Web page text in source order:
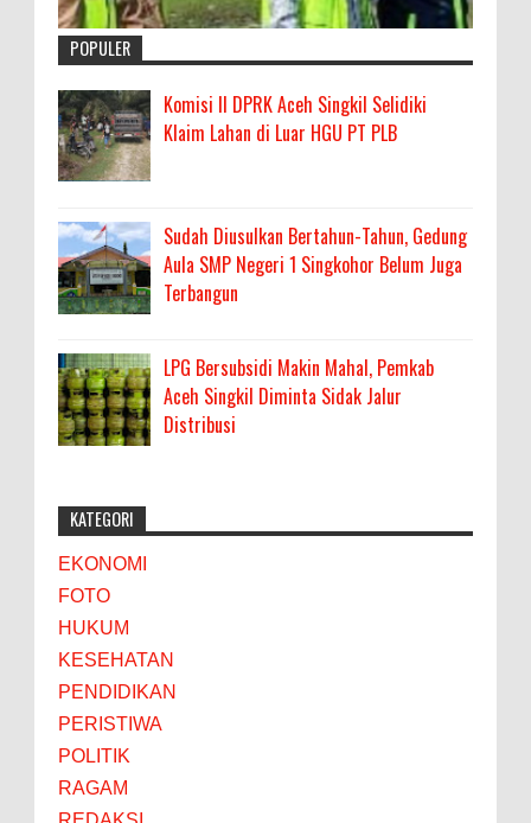
POPULER
Komisi II DPRK Aceh Singkil Selidiki
Klaim Lahan di Luar HGU PT PLB
Sudah Diusulkan Bertahun-Tahun, Gedung
Aula SMP Negeri 1 Singkohor Belum Juga
Terbangun
LPG Bersubsidi Makin Mahal, Pemkab
Aceh Singkil Diminta Sidak Jalur
Distribusi
KATEGORI
EKONOMI
FOTO
HUKUM
KESEHATAN
PENDIDIKAN
PERISTIWA
POLITIK
RAGAM